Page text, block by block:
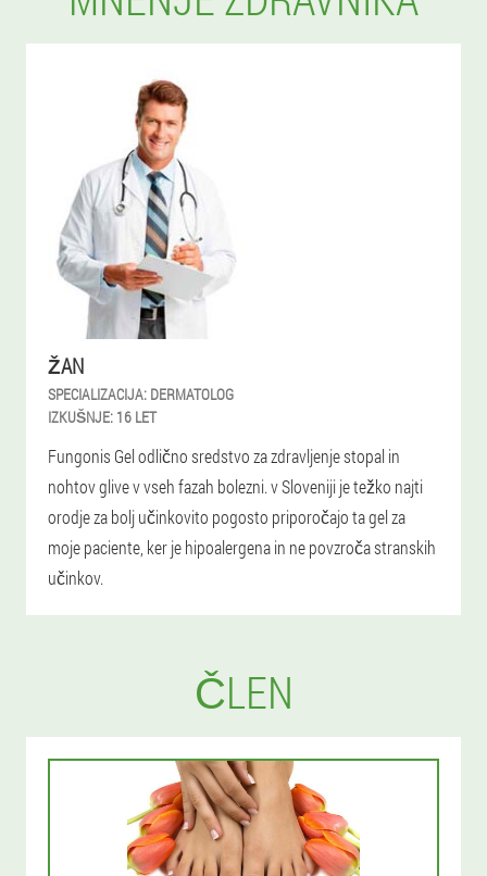
ŽAN
SPECIALIZACIJA: DERMATOLOG
IZKUŠNJE: 16 LET
Fungonis Gel odlično sredstvo za zdravljenje stopal in
nohtov glive v vseh fazah bolezni. v Sloveniji je težko najti
orodje za bolj učinkovito pogosto priporočajo ta gel za
moje paciente, ker je hipoalergena in ne povzroča stranskih
učinkov.
ČLEN